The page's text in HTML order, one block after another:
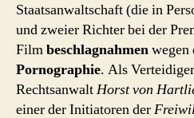
Staatsanwaltschaft (die in
und zweier Richter bei der
Filmbeschlagnahmenwegen
Pornographie. Als
RechtsanwaltHorst von
einer der Initiatoren der